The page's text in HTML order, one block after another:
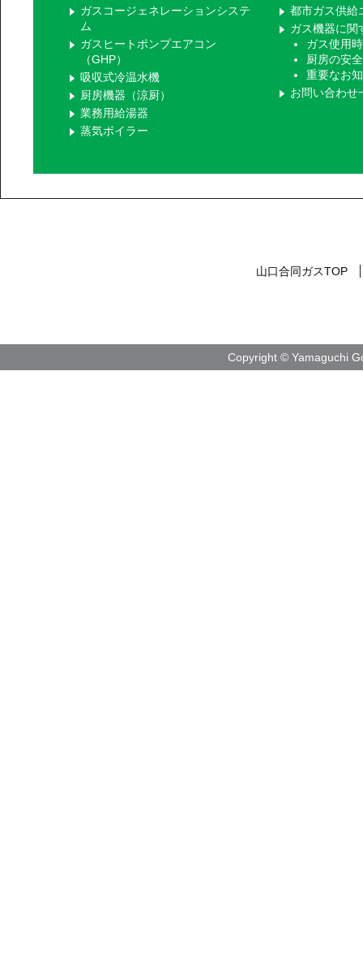
ガスコージェネレーションシステ
ム
ガスヒートポンプエアコン
（GHP）
吸収式冷温水機
厨房機器（涼厨）
業務用給湯器
蒸気ボイラー
都市ガス供給
ガス機器に関
ガス使用
厨房の安
重要なお
お問い合わせ
山口合同ガスTOP
Copyright © Yamaguchi